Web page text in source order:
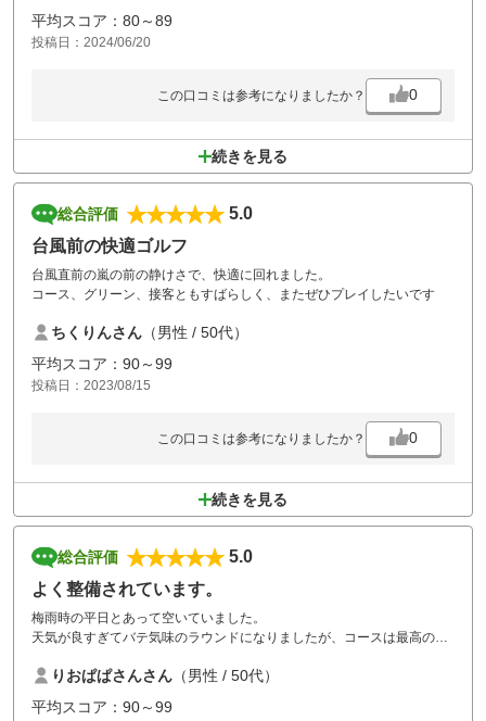
しておられます。ちょっとした心構えで、皆が気持ちよくプレーが出来
ると思います。自身はこの精神を忘れないプレイヤーで生涯いたいと思
うこの頃です。
平均スコア：80～89
投稿日：2024/06/20
この口コミは参考になりましたか？ 0
続きを見る
総合評価
5.0
台風前の快適ゴルフ
台風直前の嵐の前の静けさで、快適に回れました。
コース、グリーン、接客ともすばらしく、またぜひプレイしたいです
ちくりんさん （男性 / 50代）
平均スコア：90～99
投稿日：2023/08/15
この口コミは参考になりましたか？ 0
続きを見る
総合評価
5.0
よく整備されています。
梅雨時の平日とあって空いていました。
天気が良すぎてバテ気味のラウンドになりましたが、コースは最高の状
あえて言うなら昼食込みメニューとそれ以外のメニューの追加金額が結
構大きいというところが気になりました。
りおぱぱさんさん （男性 / 50代）
平均スコア：90～99